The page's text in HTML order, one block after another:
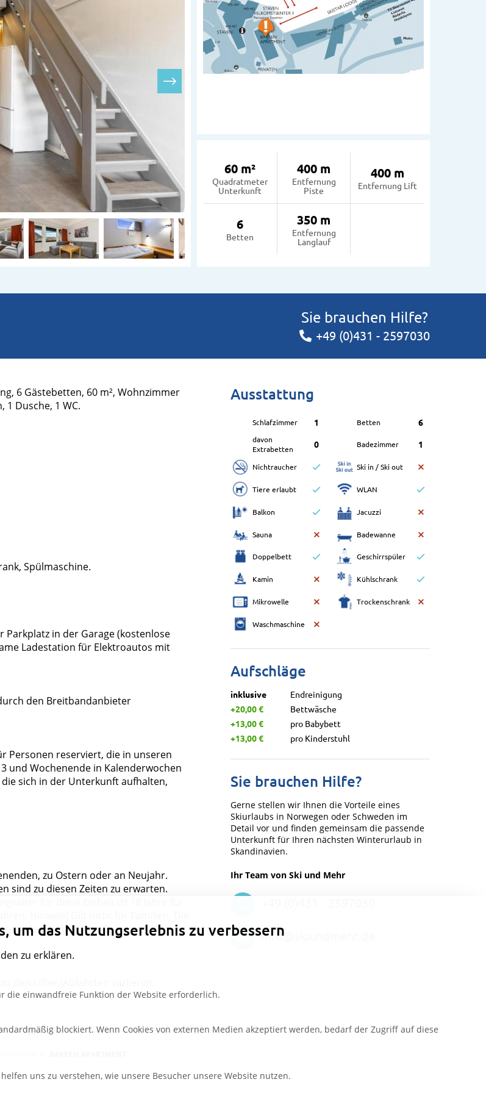
60 m²
Quadratmeter
Unterkunft
400 m
Entfernung
Piste
400 m
Entfernung Lift
6
Betten
350 m
Entfernung
Langlauf
Sie brauchen Hilfe?
+49 (0)431 - 2597030
6 Gästebetten, 60 m², Wohnzimmer
Dusche, 1 WC.
Spülmaschine.
Parkplatz in der Garage (kostenlose
Ladestation für Elektroautos mit
den Breitbandanbieter
Personen reserviert, die in unseren
und Wochenende in Kalenderwochen
die sich in der Unterkunft aufhalten,
zu Ostern oder an Neujahr.
sind zu diesen Zeiten zu erwarten.
Aufenthalts Gast in der Einheit
den Liften/Abfahrten variieren.
Ausstattung
Schlafzimmer 1 Betten 6
davon
Extrabetten
0 Badezimmer 1
Nichtraucher Ski in / Ski out
Tiere erlaubt WLAN
Balkon Jacuzzi
Sauna Badewanne
Doppelbett Geschirrspüler
Kamin Kühlschrank
Mikrowelle Trockenschrank
Waschmaschine
Aufschläge
inklusive
Endreinigung
+20,00 €
Bettwäsche
+13,00 €
pro Babybett
+13,00 €
pro Kinderstuhl
Sie brauchen Hilfe?
Gerne stellen wir Ihnen die Vorteile eines
Skiurlaubs in Norwegen oder Schweden im
Detail vor und finden gemeinsam die passende
Unterkunft für Ihren nächsten Winterurlaub in
Skandinavien.
Ihr Team von Ski und Mehr
info@skiundmehr.de
um das Nutzungserlebnis zu verbessern
zu erklären.
die einwandfreie Funktion der Website erforderlich.
blockiert. Wenn Cookies von externen Medien akzeptiert werden, bedarf der Zugriff auf diese
uns zu verstehen, wie unsere Besucher unsere Website nutzen.